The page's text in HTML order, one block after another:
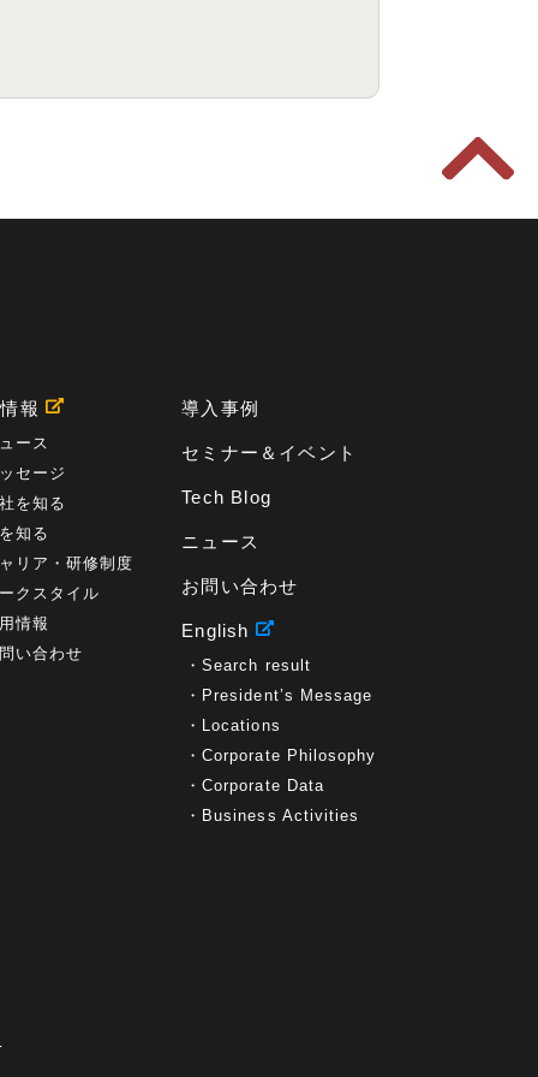
報
ース
セージ
を知る
知る
リア・研修制度
クスタイル
情報
い合わせ
導入事例
セミナー＆イベント
Tech Blog
ニュース
お問い合わせ
English
Search result
President’s Message
Locations
Corporate Philosophy
Corporate Data
Business Activities